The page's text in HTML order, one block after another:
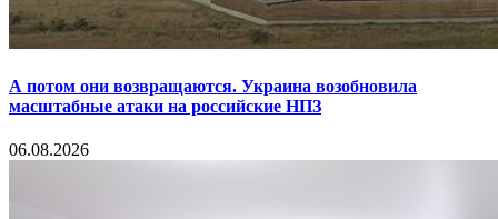
А потом они возвращаются. Украина возобновила
масштабные атаки на российские НПЗ
06.08.2026